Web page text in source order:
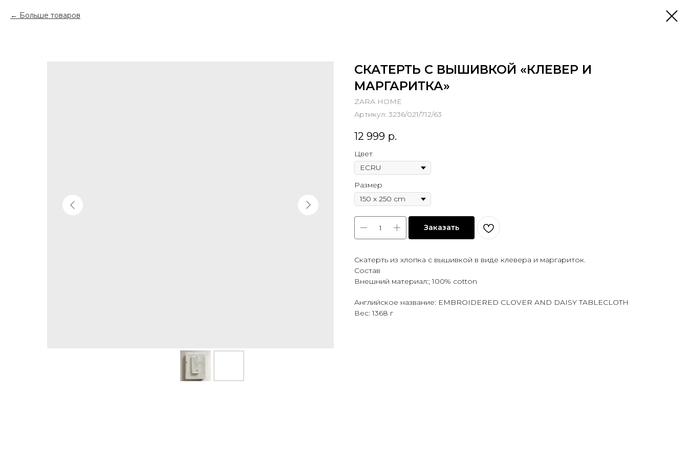
Больше товаров
СКАТЕРТЬ С ВЫШИВКОЙ «КЛЕВЕР И
МАРГАРИТКА»
ZARA HOME
Артикул: 3236/021/712/63
12 999 р.
Цвет
Размер
Заказать
Скатерть из хлопка с вышивкой в виде клевера и маргариток.
Состав
Внешний материал:; 100% cotton
Английское название: EMBROIDERED CLOVER AND DAISY TABLECLOTH
Вес: 1368 г